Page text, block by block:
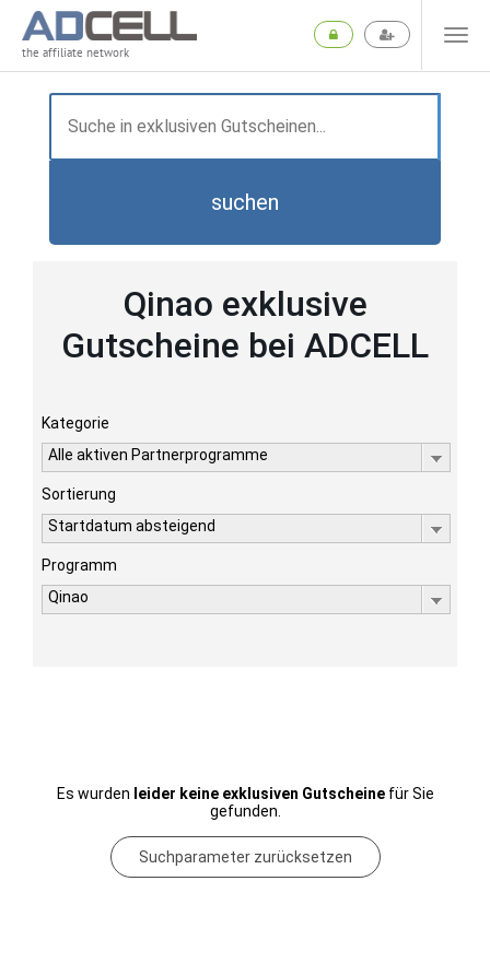
the affiliate network
suchen
Qinao exklusive
Gutscheine bei ADCELL
Kategorie
Alle aktiven Partnerprogramme
Sortierung
Startdatum absteigend
Programm
Qinao
Es wurden leider keine exklusiven Gutscheinefür Sie
gefunden.
Suchparameter zurücksetzen